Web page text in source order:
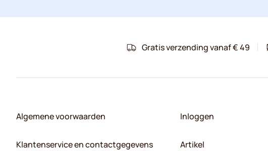
Gratis verzending vanaf € 49
Algemene voorwaarden
Klantenservice en contactgegevens
Inloggen
Artikel